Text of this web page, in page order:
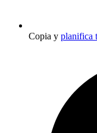
Copia y planifica